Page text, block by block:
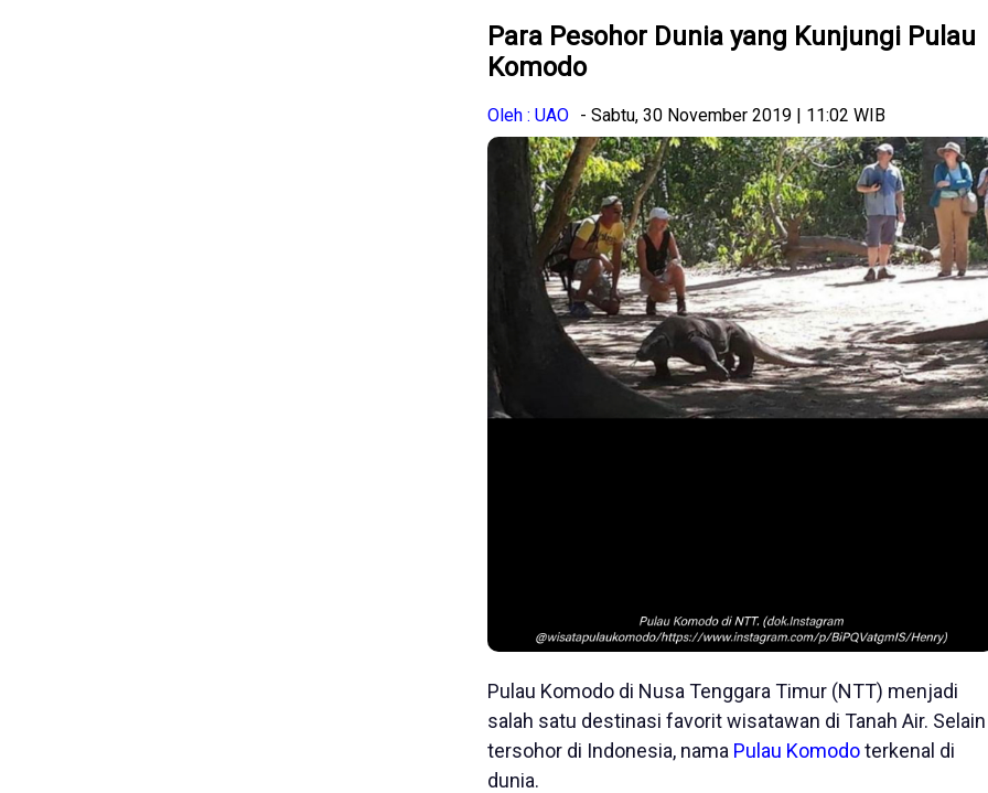
Para Pesohor Dunia yang Kunjungi Pulau
Komodo
Oleh : UAO - Sabtu, 30 November 2019 | 11:02 WIB
Pulau Komodo di Nusa Tenggara Timur (NTT) menjadi
salah satu destinasi favorit wisatawan di Tanah Air. Selain
tersohor di Indonesia, nama Pulau Komodoterkenal di
dunia.